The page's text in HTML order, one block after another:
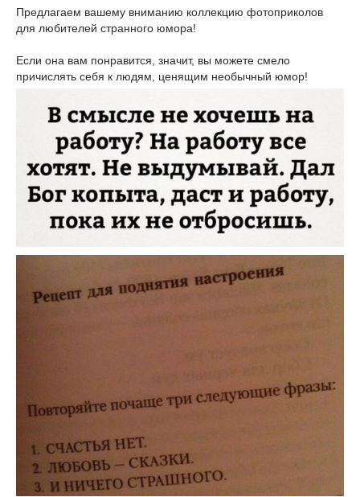
Предлагаем вашему вниманию коллекцию фотоприколов
для любителей странного юмора!
Если она вам понравится, значит, вы можете смело
причислять себя к людям, ценящим необычный юмор!